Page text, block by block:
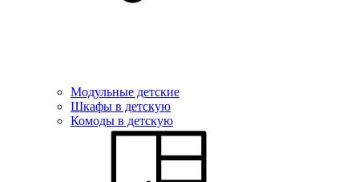
Модульные детские
Шкафы в детскую
Комоды в детскую